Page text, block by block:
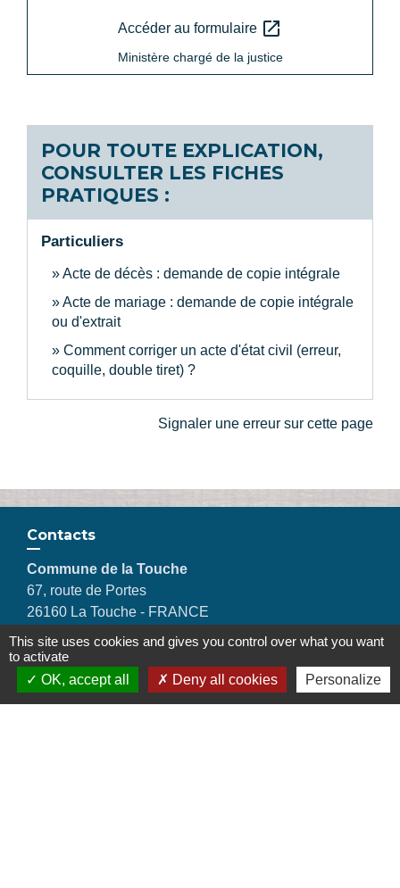
Accéder au formulaire open_in_new
Ministère chargé de la justice
POUR TOUTE EXPLICATION,
CONSULTER LES FICHES
PRATIQUES :
Particuliers
Acte de décès : demande de copie intégrale
Acte de mariage : demande de copie intégrale
ou d'extrait
Comment corriger un acte d'état civil (erreur,
coquille, double tiret) ?
Signaler une erreur sur cette page
Contacts
Commune de la Touche
67, route de Portes
26160 La Touche - FRANCE
+33 4 75 53 90 10
Contact par formulaire
This site uses cookies and gives you control over what you want
to activate
OK, accept all
Deny all cookies Personalize